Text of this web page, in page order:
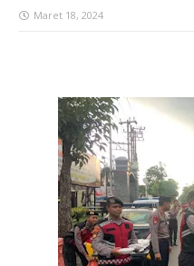
Maret 18, 2024